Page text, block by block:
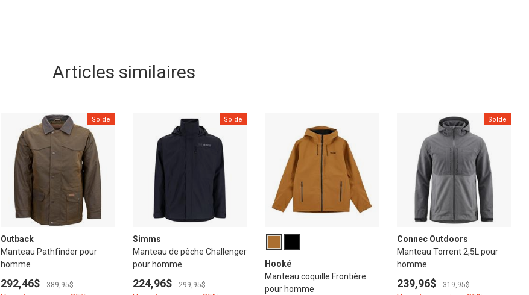
Articles similaires
Solde
Outback
Manteau Pathfinder pour
homme
292,46$ 389,95$
Solde
Simms
Manteau de pêche Challenger
pour homme
224,96$ 299,95$
Hooké
Manteau coquille Frontière
pour homme
Solde
Connec Outdoors
Manteau Torrent 2,5L pour
homme
239,96$ 319,95$